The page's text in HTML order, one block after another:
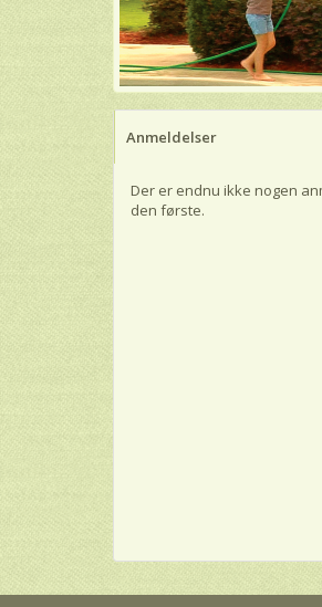
Anmeldelser
Der er endnu ikke nogen
den første.